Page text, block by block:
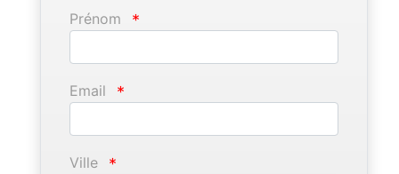
Prénom *
Email *
Ville *